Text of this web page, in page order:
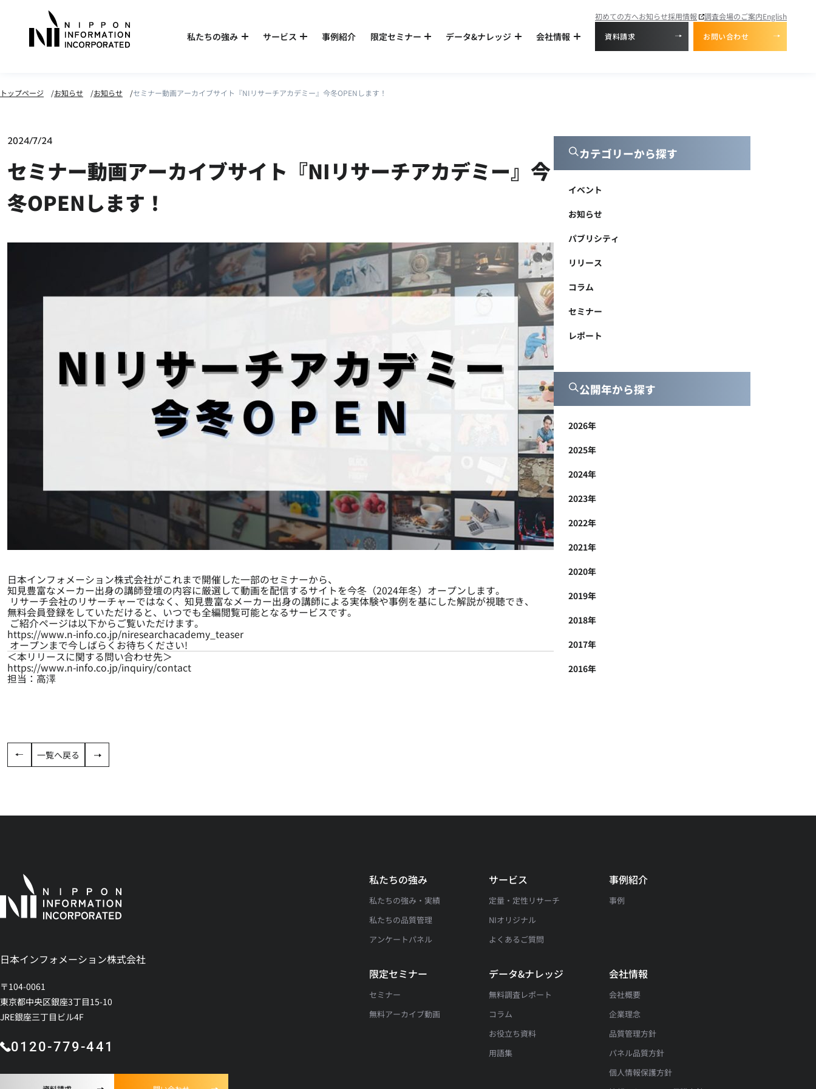
私たちの強み サービス 事例紹介 限定セミナー データ&ナレッジ 会社情報 資料請求 お問い合わせ
初めての方へお知らせ採用情報 調査会場のご案内English
トップページ お知らせ お知らせ セミナー動画アーカイブサイト『NIリサーチアカデミー』今冬OPENします！
2024/7/24
セミナー動画アーカイブサイト『NIリサーチアカデミー』今
冬OPENします！
日本インフォメーション株式会社がこれまで開催した一部のセミナーから、
知見豊富なメーカー出身の講師登壇の内容に厳選して動画を配信するサイトを今冬（2024年冬）オープンします。
リサーチ会社のリサーチャーではなく、知見豊富なメーカー出身の講師による実体験や事例を基にした解説が視聴でき、
無料会員登録をしていただけると、いつでも全編閲覧可能となるサービスです。
ご紹介ページは以下からご覧いただけます。
https://www.n-info.co.jp/niresearchacademy_teaser
オープンまで今しばらくお待ちください!
＜本リリースに関する問い合わせ先＞
https://www.n-info.co.jp/inquiry/contact
担当：高澤
一覧へ戻る
カテゴリーから探す
イベント
お知らせ
パブリシティ
リリース
コラム
セミナー
レポート
公開年から探す
2026年
2025年
2024年
2023年
2022年
2021年
2020年
2019年
2018年
2017年
2016年
日本インフォメーション株式会社
〒104-0061
東京都中央区銀座3丁目15-10
JRE銀座三丁目ビル4F
0120-779-441
私たちの強み
私たちの強み・実績
私たちの品質管理
アンケートパネル
サービス
定量・定性リサーチ
NIオリジナル
よくあるご質問
事例紹介
事例
限定セミナー
セミナー
無料アーカイブ動画
データ&ナレッジ
無料調査レポート
コラム
お役立ち資料
用語集
会社情報
会社概要
企業理念
品質管理方針
パネル品質方針
個人情報保護方針